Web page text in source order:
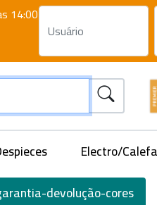
14:00
Electro/
devolução-cores